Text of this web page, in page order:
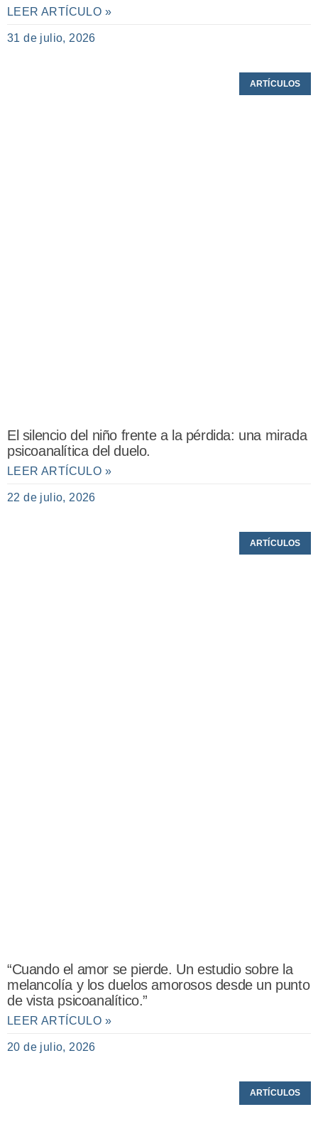
LEER ARTÍCULO »
31 de julio, 2026
ARTÍCULOS
El silencio del niño frente a la pérdida: una mirada
psicoanalítica del duelo.
LEER ARTÍCULO »
22 de julio, 2026
ARTÍCULOS
“Cuando el amor se pierde. Un estudio sobre la
melancolía y los duelos amorosos desde un punto
de vista psicoanalítico.”
LEER ARTÍCULO »
20 de julio, 2026
ARTÍCULOS